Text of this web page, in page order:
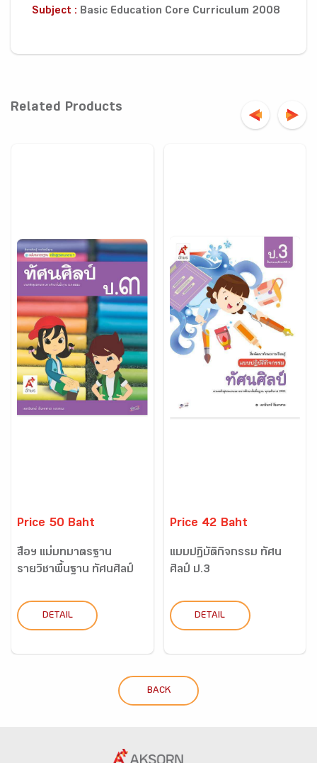
Subject : Basic Education Core Curriculum 2008
Related Products
Price 50 Baht
สื่อฯ แม่บทมาตรฐาน
รายวิชาพื้นฐาน ทัศนศิลป์
DETAIL
Price 42 Baht
แบบปฏิบัติกิจกรรม ทัศน
ศิลป์ ป.3
DETAIL
BACK